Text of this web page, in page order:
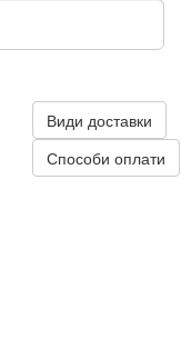
Види доставки
Способи оплати